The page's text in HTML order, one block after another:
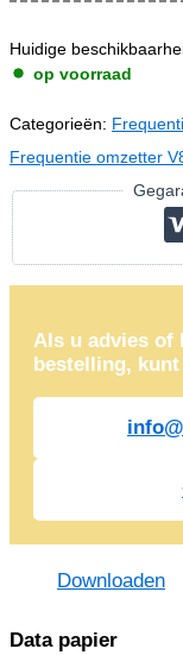
Huidige
op voorraad
Categorieën:
Frequentie omzetter
Als u advies of
bestelling,
Downloaden
Data papier